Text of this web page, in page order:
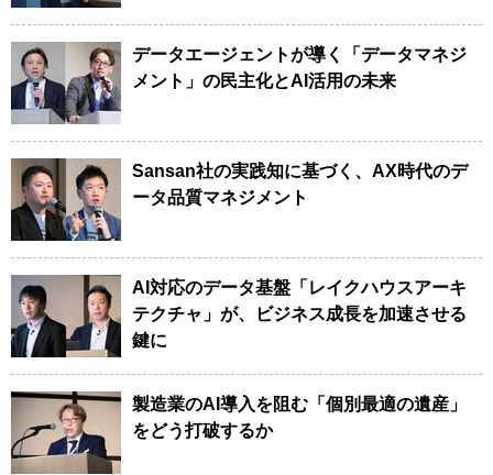
データエージェントが導く「データマネジ
メント」の民主化とAI活用の未来
Sansan社の実践知に基づく、AX時代のデ
ータ品質マネジメント
AI対応のデータ基盤「レイクハウスアーキ
テクチャ」が、ビジネス成長を加速させる
鍵に
製造業のAI導入を阻む「個別最適の遺産」
をどう打破するか